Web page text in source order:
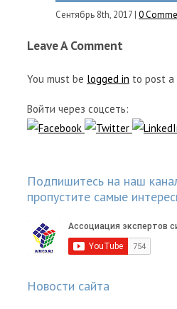
Сентябрь 8th, 2017 | 0
Leave A Comment
You must be logged in to post a
Войти через соцсеть:
Подпишитесь на наш
пропустите самые
Новости сайта